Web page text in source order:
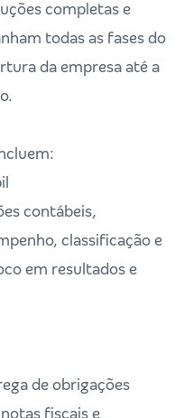
completas e
todas as fases do
da empresa até a
contábeis,
classificação e
em resultados e
de obrigações
fiscais e